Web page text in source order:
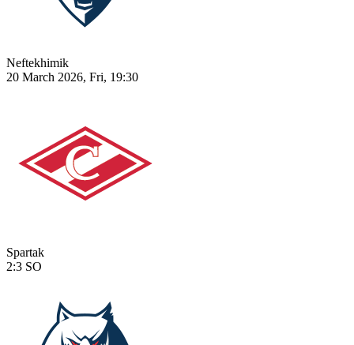
Neftekhimik
20 March 2026, Fri, 19:30
Spartak
2:3 SO